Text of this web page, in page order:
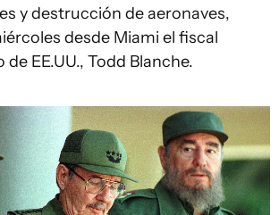
y destrucción de aeronaves,
desde Miami el fiscal
EE.UU., Todd Blanche.